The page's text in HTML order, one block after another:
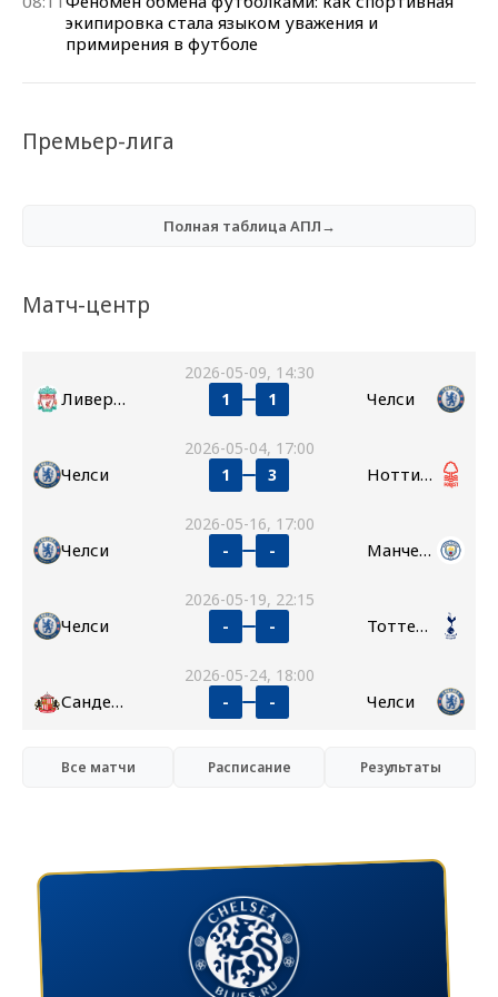
экипировка стала языком уважения и
примирения в футболе
Премьер-лига
Полная таблица АПЛ→
Матч-центр
2026-05-09, 14:30
Ливерпуль 1 1 Челси
2026-05-04, 17:00
Челси 1 3 Ноттингем Форест
2026-05-16, 17:00
Челси - - Манчестер Сити
2026-05-19, 22:15
Челси - - Тоттенхэм
2026-05-24, 18:00
Сандерленд - - Челси
Все матчи Расписание Результаты